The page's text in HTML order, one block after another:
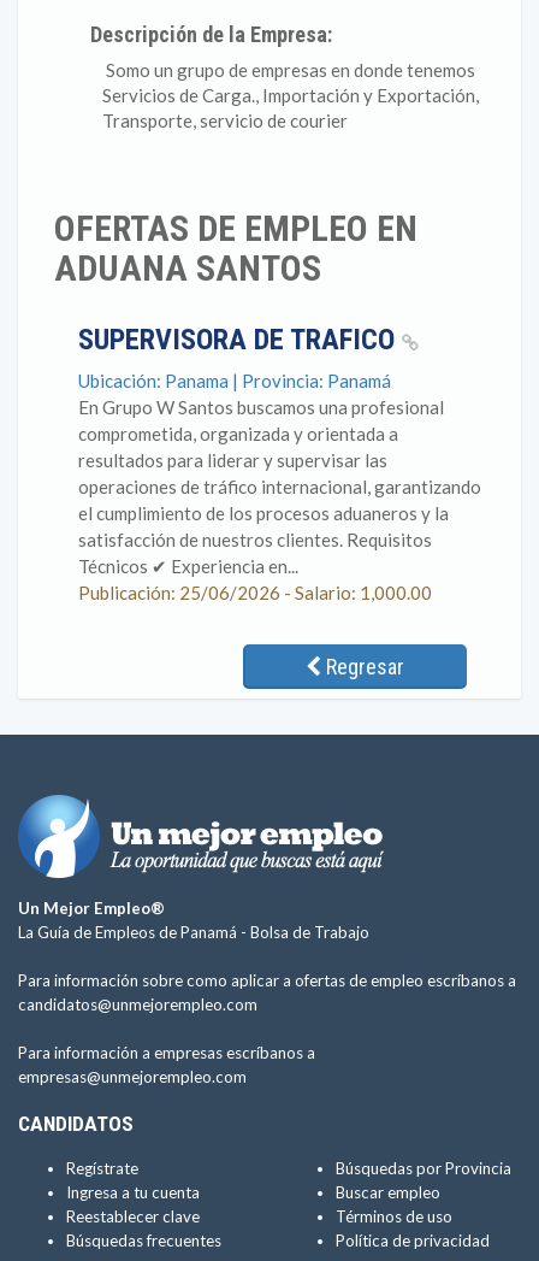
Descripción de la Empresa:
Somo un grupo de empresas en donde tenemos
Servicios de Carga., Importación y Exportación,
Transporte, servicio de courier
OFERTAS DE EMPLEO EN
ADUANA SANTOS
SUPERVISORA DE TRAFICO
Ubicación: Panama | Provincia: Panamá
En Grupo W Santos buscamos una profesional
comprometida, organizada y orientada a
resultados para liderar y supervisar las
operaciones de tráfico internacional, garantizando
el cumplimiento de los procesos aduaneros y la
satisfacción de nuestros clientes. Requisitos
Técnicos ✔ Experiencia en...
Publicación: 25/06/2026 - Salario: 1,000.00
Regresar
Un Mejor Empleo®
La Guía de Empleos de Panamá - Bolsa de Trabajo
Para información sobre como aplicar a ofertas de empleo escríbanos a
candidatos@unmejorempleo.com
Para información a empresas escríbanos a
empresas@unmejorempleo.com
CANDIDATOS
Regístrate
Ingresa a tu cuenta
Reestablecer clave
Búsquedas frecuentes
Búsquedas por Provincia
Buscar empleo
Términos de uso
Política de privacidad